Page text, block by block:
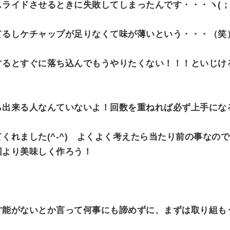
イドさせるときに失敗してしまったんです・・・ヽ(
しケチャップが足りなくて味が薄いという・・・（笑
とすぐに落ち込んでもうやりたくない！！！といじ
来る人なんていないよ！回数を重ねれば必ず上手にな
くれました(^-^) よくよく考えたら当たり前の事なの
り美味しく作ろう！
がないとか言って何事にも諦めずに、まずは取り組